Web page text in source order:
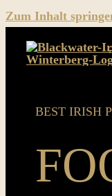
Zum Inhalt
Music
BEST IRISH